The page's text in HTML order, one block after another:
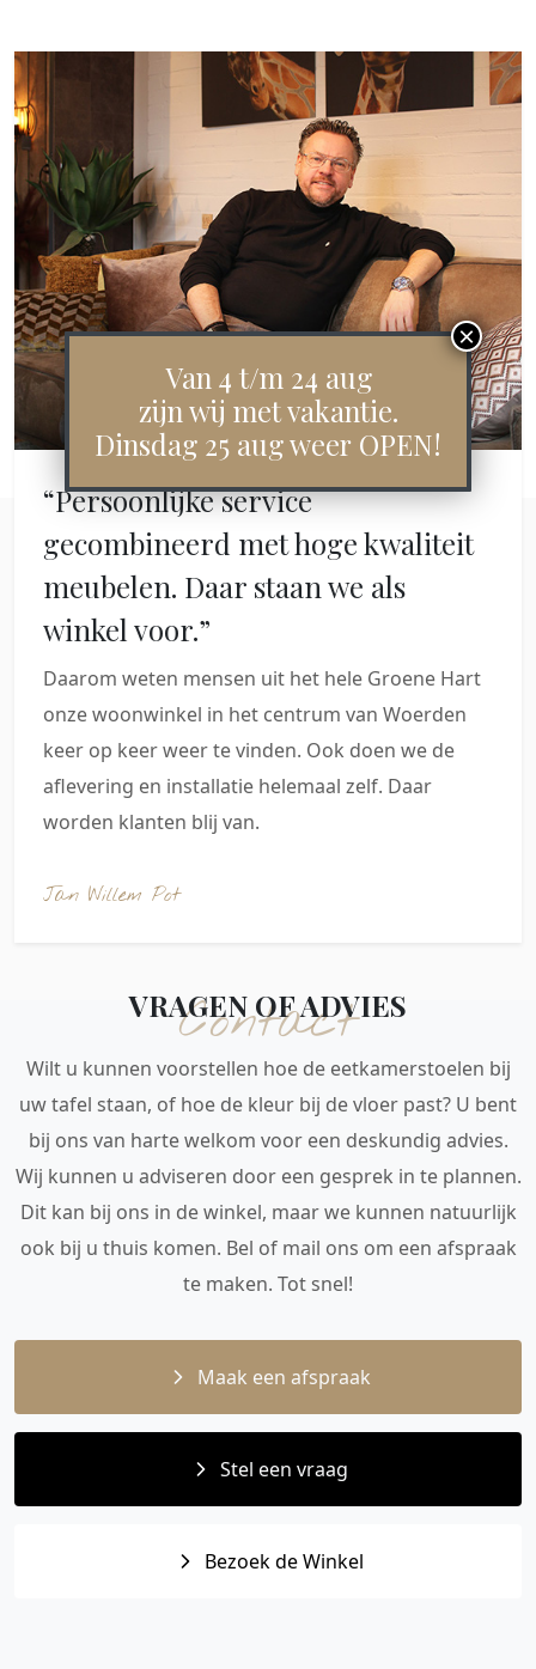
“Persoonlijke service
gecombineerd met hoge kwaliteit
meubelen. Daar staan we als
winkel voor.”
Daarom weten mensen uit het hele Groene Hart
onze woonwinkel in het centrum van Woerden
keer op keer weer te vinden. Ook doen we de
aflevering en installatie helemaal zelf. Daar
worden klanten blij van.
Jan Willem Pot
Contact
VRAGEN OF ADVIES
Wilt u kunnen voorstellen hoe de eetkamerstoelen bij
uw tafel staan, of hoe de kleur bij de vloer past? U bent
bij ons van harte welkom voor een deskundig advies.
Wij kunnen u adviseren door een gesprek in te plannen.
Dit kan bij ons in de winkel, maar we kunnen natuurlijk
ook bij u thuis komen. Bel of mail ons om een afspraak
te maken. Tot snel!
Maak een afspraak
Stel een vraag
Bezoek de Winkel
Van 4 t/m 24 aug
zijn wij met vakantie.
Dinsdag 25 aug weer OPEN!